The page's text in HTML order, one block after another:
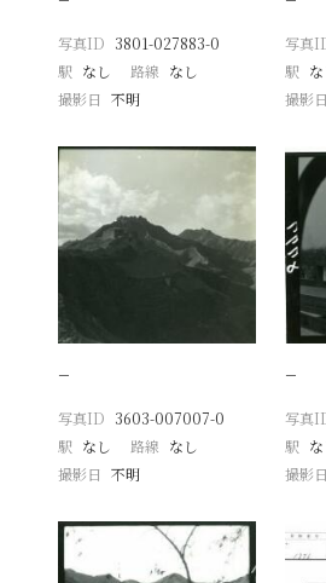
写真ID 3801-027883-0
駅 なし 路線 なし
撮影日
不明
写真
駅
撮影日
−
写真ID 3603-007007-0
駅 なし 路線 なし
撮影日
不明
−
写真
駅
撮影日